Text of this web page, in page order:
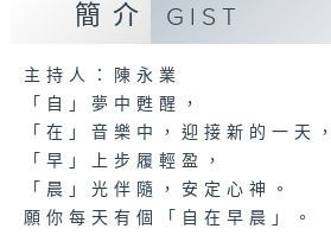
簡介 GIST
主持人：陳永業
「自」夢中甦醒，
「在」音樂中，迎接新的一天，
「早」上步履輕盈，
「晨」光伴隨，安定心神。
願你每天有個「自在早晨」。